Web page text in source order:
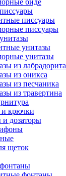
биде
писсуары
писсуары
унитазы
унитазы
из лабрадорита
из оникса
из песчаника
из травертина
и крючки
дозаторы
щеток